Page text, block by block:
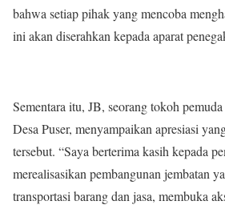
bahwa setiap pihak yang mencoba
ini akan diserahkan kepada aparat
Sementara itu, JB, seorang tokoh
Desa Puser, menyampaikan apresiasi
tersebut. “Saya berterima kasih kepada
merealisasikan pembangunan jembatan
transportasi barang dan jasa, membuka